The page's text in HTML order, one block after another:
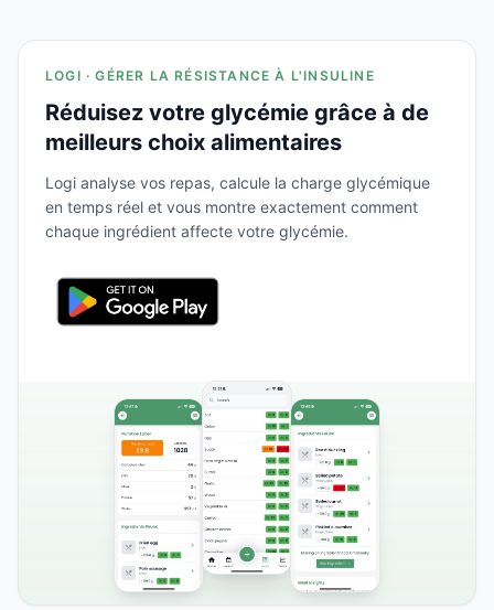
LOGI · GÉRER LA RÉSISTANCE À L'INSULINE
Réduisez votre glycémie grâce à de
meilleurs choix alimentaires
Logi analyse vos repas, calcule la charge glycémique
en temps réel et vous montre exactement comment
chaque ingrédient affecte votre glycémie.